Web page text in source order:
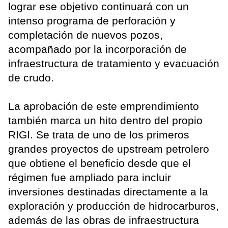
lograr ese objetivo continuará con un
intenso programa de perforación y
completación de nuevos pozos,
acompañado por la incorporación de
infraestructura de tratamiento y evacuación
de crudo.
La aprobación de este emprendimiento
también marca un hito dentro del propio
RIGI. Se trata de uno de los primeros
grandes proyectos de upstream petrolero
que obtiene el beneficio desde que el
régimen fue ampliado para incluir
inversiones destinadas directamente a la
exploración y producción de hidrocarburos,
además de las obras de infraestructura